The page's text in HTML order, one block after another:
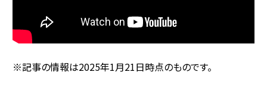
※記事の情報は2025年1月21日時点のものです。